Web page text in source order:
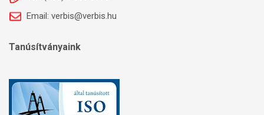
Email: verbis@verbis.hu
Tanúsítványaink